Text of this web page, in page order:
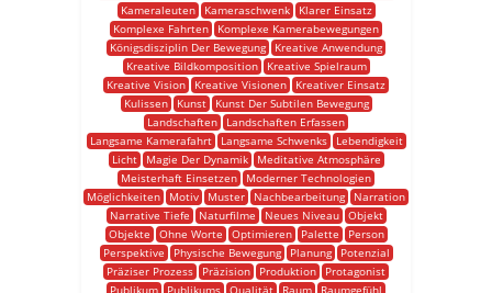
Kameraleuten
Kameraschwenk
Klarer Einsatz
Komplexe Fahrten
Komplexe Kamerabewegungen
Königsdisziplin Der Bewegung
Kreative Anwendung
Kreative Bildkomposition
Kreative Spielraum
Kreative Vision
Kreative Visionen
Kreativer Einsatz
Kulissen
Kunst
Kunst Der Subtilen Bewegung
Landschaften
Landschaften Erfassen
Langsame Kamerafahrt
Langsame Schwenks
Lebendigkeit
Licht
Magie Der Dynamik
Meditative Atmosphäre
Meisterhaft Einsetzen
Moderner Technologien
Möglichkeiten
Motiv Muster Nachbearbeitung
Narration
Narrative Tiefe
Naturfilme Neues Niveau
Objekt
Objekte
Ohne Worte Optimieren Palette
Person
Perspektive
Physische Bewegung Planung
Potenzial
Präziser Prozess
Präzision Produktion
Protagonist
Publikum
Publikums Qualität Raum Raumgefühl